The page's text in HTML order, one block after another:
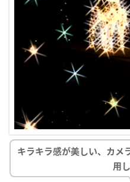
キラキラ感が美しい、カメ
用